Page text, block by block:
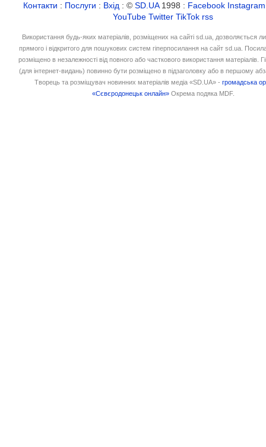
Контакти : Послуги : Вхід : ©SD.UA1998 : Facebook Instagram
YouTube Twitter TikTok rss
Використання будь-яких матеріалів, розміщених на сайті sd.ua, дозволяється
прямого і відкритого для пошукових систем гіперпосилання на сайт sd.ua.
розміщено в незалежності від повного або часткового використання матеріалів.
(для інтернет-видань) повинно бути розміщено в підзаголовку або в першому
Творець та розміщувач новинних матеріалів медіа «SD.UA» -громадська
«Сєвєродонецьк онлайн» Окрема подяка MDF.